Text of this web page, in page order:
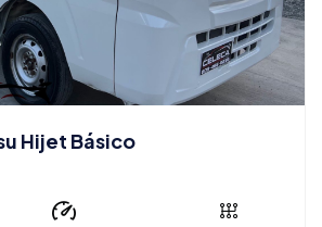
Hijet Básico